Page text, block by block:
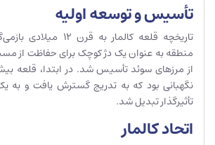
تأسیس و توسعه اولیه
تاریخچه قلعه کالمار به
منطقه به عنوان یک دژ کوچک برای حفاظت از
از مرزهای سوئد تأسیس شد. در ابتدا، قلعه
نگهبانی بود که به تدریج گسترش یافت و
تأثیرگذار تبدیل شد.
اتحاد کالمار